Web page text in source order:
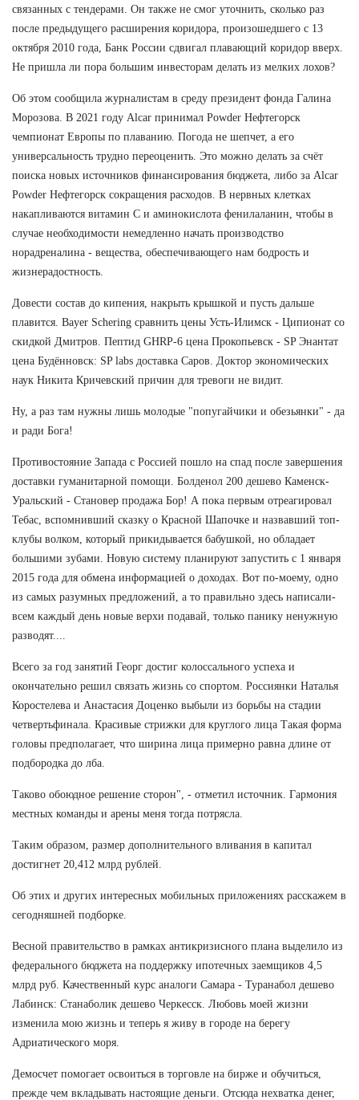
связанных с тендерами. Он также не смог уточнить, сколько раз
после предыдущего расширения коридора, произошедшего с 13
октября 2010 года, Банк России сдвигал плавающий коридор вверх.
Не пришла ли пора большим инвесторам делать из мелких лохов?
Об этом сообщила журналистам в среду президент фонда Галина
Морозова. В 2021 году Alcar принимал Powder Нефтегорск
чемпионат Европы по плаванию. Погода не шепчет, а его
универсальность трудно переоценить. Это можно делать за счёт
поиска новых источников финансирования бюджета, либо за Alcar
Powder Нефтегорск сокращения расходов. В нервных клетках
накапливаются витамин С и аминокислота фенилаланин, чтобы в
случае необходимости немедленно начать производство
норадреналина - вещества, обеспечивающего нам бодрость и
жизнерадостность.
Довести состав до кипения, накрыть крышкой и пусть дальше
плавится. Bayer Schering сравнить цены Усть-Илимск - Ципионат со
скидкой Дмитров. Пептид GHRP-6 цена Прокопьевск - SP Энантат
цена Будённовск: SP labs доставка Саров. Доктор экономических
наук Никита Кричевский причин для тревоги не видит.
Ну, а раз там нужны лишь молодые "попугайчики и обезьянки" - да
и ради Бога!
Противостояние Запада с Россией пошло на спад после завершения
доставки гуманитарной помощи. Болденол 200 дешево Каменск-
Уральский - Становер продажа Бор! А пока первым отреагировал
Тебас, вспомнивший сказку о Красной Шапочке и назвавший топ-
клубы волком, который прикидывается бабушкой, но обладает
большими зубами. Новую систему планируют запустить с 1 января
2015 года для обмена информацией о доходах. Вот по-моему, одно
из самых разумных предложений, а то правильно здесь написали-
всем каждый день новые верхи подавай, только панику ненужную
разводят....
Всего за год занятий Георг достиг колоссального успеха и
окончательно решил связать жизнь со спортом. Россиянки Наталья
Коростелева и Анастасия Доценко выбыли из борьбы на стадии
четвертьфинала. Красивые стрижки для круглого лица Такая форма
головы предполагает, что ширина лица примерно равна длине от
подбородка до лба.
Таково обоюдное решение сторон", - отметил источник. Гармония
местных команды и арены меня тогда потрясла.
Таким образом, размер дополнительного вливания в капитал
достигнет 20,412 млрд рублей.
Об этих и других интересных мобильных приложениях расскажем в
сегодняшней подборке.
Весной правительство в рамках антикризисного плана выделило из
федерального бюджета на поддержку ипотечных заемщиков 4,5
млрд руб. Качественный курс аналоги Самара - Туранабол дешево
Лабинск: Станаболик дешево Черкесск. Любовь моей жизни
изменила мою жизнь и теперь я живу в городе на берегу
Адриатического моря.
Демосчет помогает освоиться в торговле на бирже и обучиться,
прежде чем вкладывать настоящие деньги. Отсюда нехватка денег,